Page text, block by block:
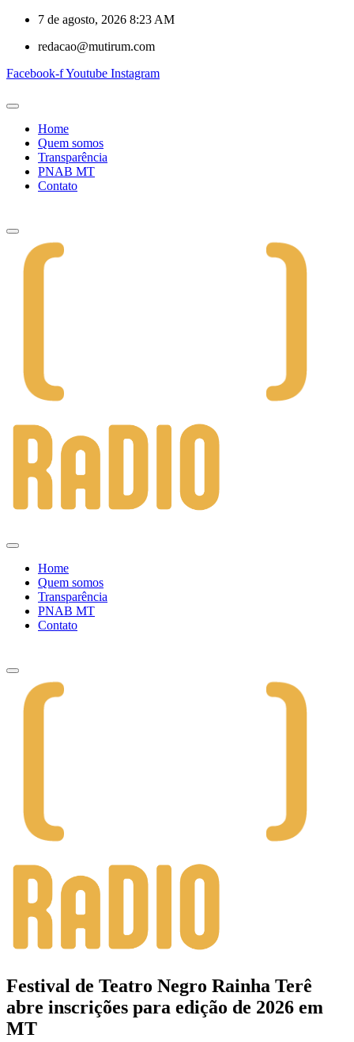
7 de agosto, 2026 8:23 AM
redacao@mutirum.com
Facebook-fYoutube Instagram
Home
Quem somos
Transparência
PNAB MT
Contato
Home
Quem somos
Transparência
PNAB MT
Contato
Festival de Teatro Negro Rainha Terê
abre inscrições para edição de 2026 em
MT